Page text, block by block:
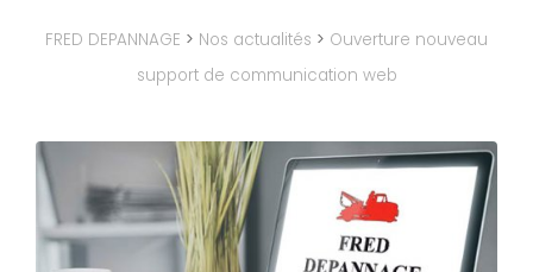
FRED DEPANNAGE > Nos actualités > Ouverture nouveau
support de communication web